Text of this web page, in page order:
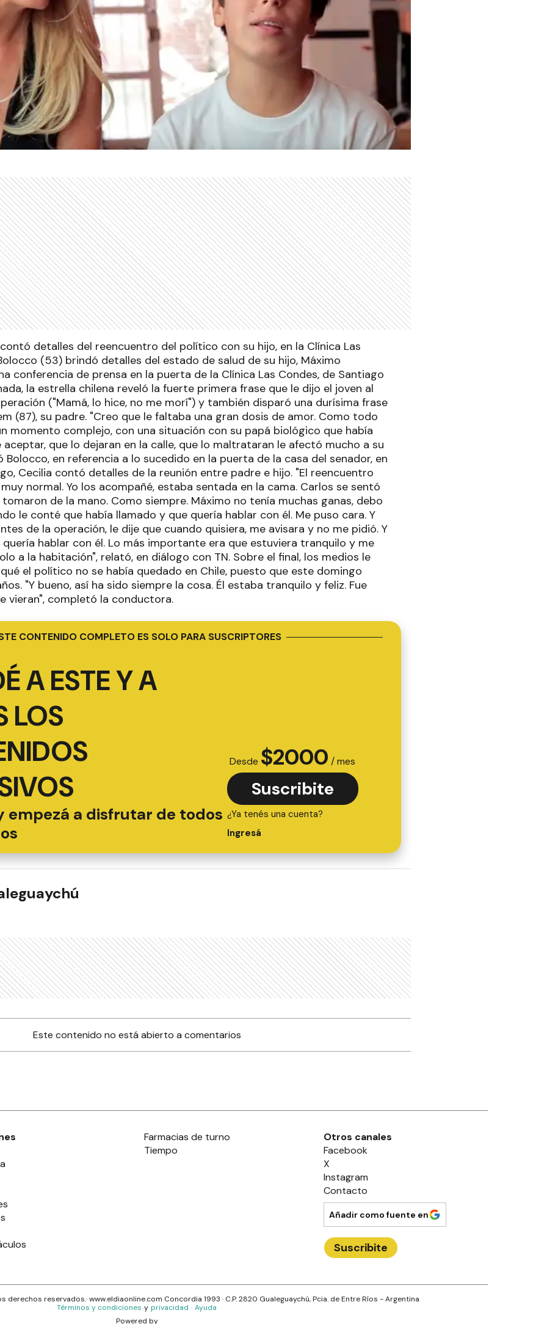
detalles del reencuentro del político con su hijo, en la Clínica Las
(53) brindó detalles del estado de salud de su hijo, Máximo
conferencia de prensa en la puerta de la Clínica Las Condes, de Santiago
la estrella chilena reveló la fuerte primera frase que le dijo el joven al
("Mamá, lo hice, no me morí") y también disparó una durísima frase
(87), su padre. "Creo que le faltaba una gran dosis de amor. Como todo
momento complejo, con una situación con su papá biológico que había
que lo dejaran en la calle, que lo maltrataran le afectó mucho a su
Bolocco, en referencia a lo sucedido en la puerta de la casa del senador, en
Cecilia contó detalles de la reunión entre padre e hijo. "El reencuentro
normal. Yo los acompañé, estaba sentada en la cama. Carlos se sentó
de la mano. Como siempre. Máximo no tenía muchas ganas, debo
le conté que había llamado y que quería hablar con él. Me puso cara. Y
de la operación, le dije que cuando quisiera, me avisara y no me pidió. Y
hablar con él. Lo más importante era que estuviera tranquilo y me
a la habitación", relató, en diálogo con TN. Sobre el final, los medios le
el político no se había quedado en Chile, puesto que este domingo
"Y bueno, así ha sido siempre la cosa. Él estaba tranquilo y feliz. Fue
vieran", completó la conductora.
CONTENIDO COMPLETO ES SOLO PARA SUSCRIPTORES
A ESTE Y A
LOS
empezá a disfrutar de todos
Desde $2000 / mes
Suscribite
¿Ya tenés una cuenta?
Ingresá
Este contenido no está abierto a comentarios
Farmacias de turno
Tiempo
Otros canales
Facebook
X
Instagram
Contacto
Añadir como fuente en
Suscribite
derechos reservados.· www.eldiaonline.com Concordia 1993 · C.P.2820 Gualeguaychú, Pcia. de Entre Ríos - Argentina
Términos y condiciones y privacidad · Ayuda
Powered by